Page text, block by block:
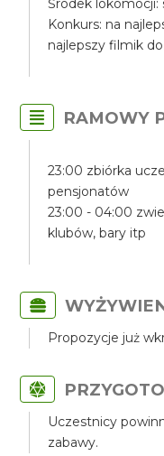
Środek lokomocji:
Konkurs: na
najlepszy filmik
RAMOWY
23:00 zbiórka
pensjonatów
23:00 - 04:00
klubów, bary itp
Propozycje już
Uczestnicy
zabawy.